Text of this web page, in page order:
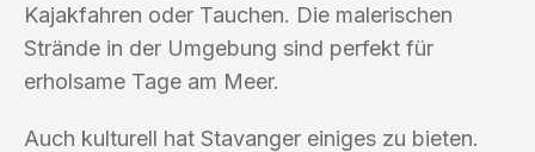
Kajakfahren oder Tauchen. Die malerischen
Strände in der Umgebung sind perfekt für
erholsame Tage am Meer.
Auch kulturell hat Stavanger einiges zu bieten.